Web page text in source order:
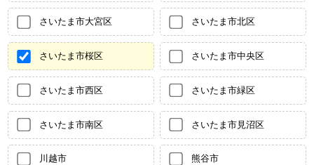
さいたま市大宮区 さいたま市北区
さいたま市桜区 さいたま市中央区
さいたま市西区 さいたま市緑区
さいたま市南区 さいたま市見沼区
川越市 熊谷市